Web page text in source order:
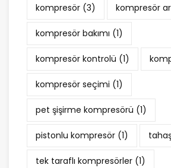
kompresör (3) kompresör
kompresör bakımı (1)
kompresör kontrolü (1)
kompresör seçimi (1)
pet şişirme kompresörü (1)
pistonlu kompresör (1)
tek taraflı kompresörler (1)